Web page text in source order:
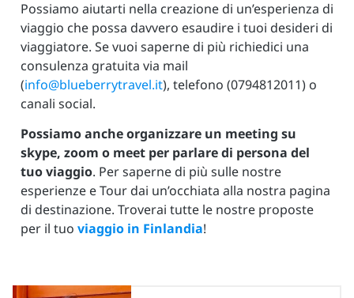
Possiamo aiutarti nella creazione di un’esperienza di
viaggio che possa davvero esaudire i tuoi desideri di
viaggiatore. Se vuoi saperne di più richiedici una
consulenza gratuita via mail
(info@blueberrytravel.it), telefono (0794812011) o
canali social.
Possiamo anche organizzare un meeting su
skype, zoom o meet per parlare di persona del
tuo viaggio. Per saperne di più sulle nostre
esperienze e Tour dai un’occhiata alla nostra pagina
di destinazione. Troverai tutte le nostre proposte
per il tuo viaggio in Finlandia!